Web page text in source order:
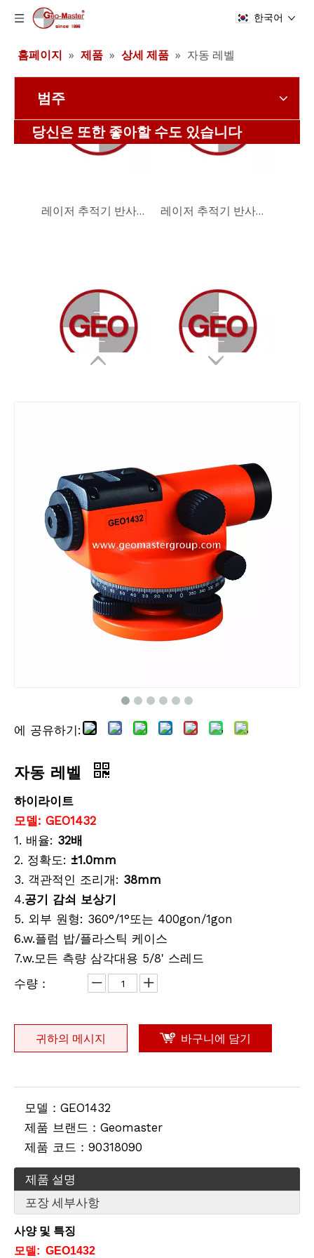
한국어
홈페이지 » 제품 » 상세 제품 » 자동 레벨
범주
당신은 또한 좋아할 수도 있습니다
레이저 추적기 반사경(12.7mm,0.5') 레이저 추적기 반사경(12.7mm,0.5')
방수 프리즘(5', 구리 코팅)
리튬 측량 배터리 올카본 로버 폴(2.2m)
텔레스코픽 연장 폴(1.2m)
리튬 측량용 배터리(3.8v,8.0Ah,30.4Wh)
에 공유하기:
자동 레벨
하이라이트
모델: GEO1432
1. 배율: 32배
2. 정확도: ±1.0mm
3. 객관적인 조리개: 38mm
4.공기 감쇠 보상기
5. 외부 원형: 360°/1°또는 400gon/1gon
6.w.플럼 밥/플라스틱 케이스
7.w.모든 측량 삼각대용 5/8' 스레드
수량：
귀하의 메시지 바구니에 담기
모델： GEO1432
제품 브랜드： Geomaster
제품 코드： 90318090
제품 설명
포장 세부사항
사양 및 특징
모델: GEO1432